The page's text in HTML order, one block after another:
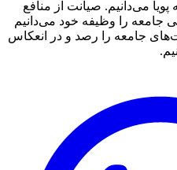
می‌دانیم. صیانت از منافع
جامعه را وظیفه خود می‌دانیم
جامعه را رصد و در انعکاس